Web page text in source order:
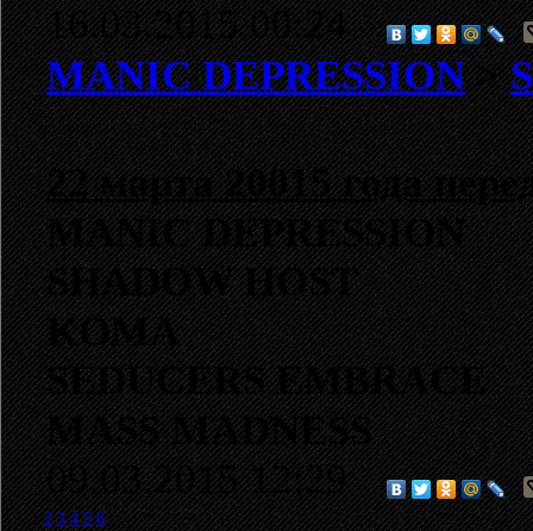
16.03.2015 00:24
MANIC DEPRESSION>
22 марта 20015 года
MANIC DEPRESSION
SHADOW HOST
KOMA
SEDUCERS EMBRACE
MASS MADNESS
09.03.2015 12:29
1 2 3 4 5 6